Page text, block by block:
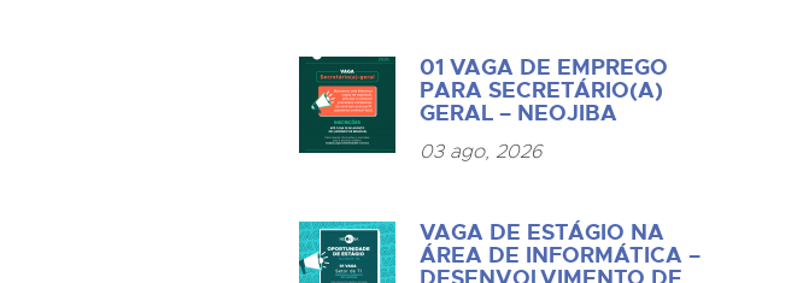
01 VAGA DE EMPREGO
PARA SECRETÁRIO(A)
GERAL – NEOJIBA
03 ago, 2026
VAGA DE ESTÁGIO NA
ÁREA DE INFORMÁTICA –